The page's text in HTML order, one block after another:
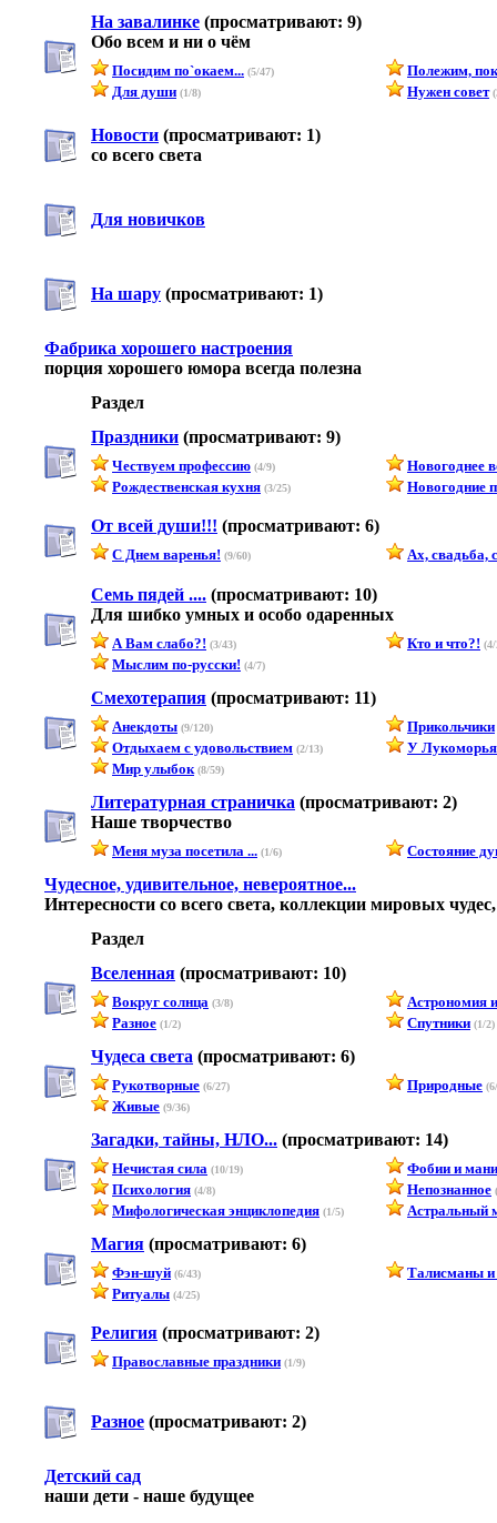
На завалинке (просматривают: 9)
Обо всем и ни о чём
Посидим по`окаем... (5/47)
Полежим,
Для души (1/8) Нужен совет
Новости (просматривают: 1)
со всего света
Для новичков
На шару (просматривают: 1)
Фабрика хорошего настроения
порция хорошего юмора всегда полезна
Раздел
Праздники (просматривают: 9)
Чествуем профессию (4/9)
Новогоднее
Рождественская кухня (3/25) Новогодние
От всей души!!! (просматривают: 6)
С Днем варенья! (9/60) Ах, свадьба,
Семь пядей .... (просматривают: 10)
Для шибко умных и особо одаренных
А Вам слабо?! (3/43) Кто и что?!
Мыслим по-русски! (4/7)
Смехотерапия (просматривают: 11)
Анекдоты (9/120) Прикольчики
Отдыхаем с удовольствием (2/13)
У
Мир улыбок (8/59)
Литературная страничка (просматривают: 2)
Наше творчество
Меня муза посетила ... (1/6) Состояние
Чудесное, удивительное, невероятное...
Интересности со всего света, коллекции мировых
Раздел
Вселенная (просматривают: 10)
Вокруг солнца (3/8)
Астрономия
Разное (1/2) Спутники (1/2)
Чудеса света (просматривают: 6)
Рукотворные (6/27) Природные
Живые (9/36)
Загадки, тайны, НЛО... (просматривают: 14)
Нечистая сила (10/19)
Фобии и
Психология (4/8) Непознанное
Мифологическая энциклопедия (1/5) Астральный
Магия (просматривают: 6)
Фэн-шуй (6/43)
Талисманы
Ритуалы (4/25)
Религия (просматривают: 2)
Православные праздники (1/9)
Разное (просматривают: 2)
Детский сад
наши дети - наше будущее